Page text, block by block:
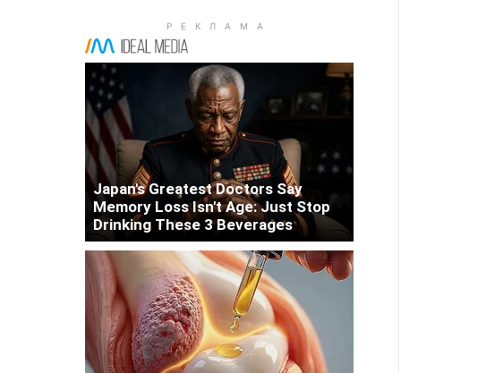
Japan's Greatest Doctors Say
Memory Loss Isn't Age: Just Stop
Drinking These 3 Beverages